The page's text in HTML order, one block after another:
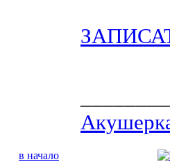
в начало